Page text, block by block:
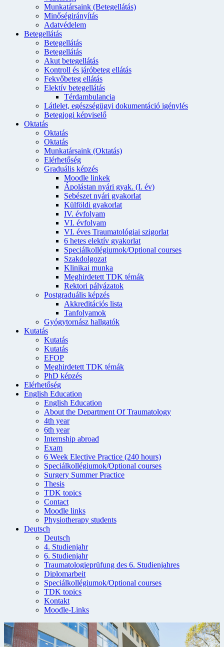
Munkatársaink (Betegellátás)
Minőségirányítás
Adatvédelem
Betegellátás
Betegellátás
Betegellátás
Akut betegellátás
Kontroll és járóbeteg ellátás
Fekvőbeteg ellátás
Elektív betegellátás
Térdambulancia
Látlelet, egészségügyi dokumentáció igénylés
Betegjogi képviselő
Oktatás
Oktatás
Oktatás
Munkatársaink (Oktatás)
Elérhetőség
Graduális képzés
Moodle linkek
Ápolástan nyári gyak. (I. év)
Sebészet nyári gyakorlat
Külföldi gyakorlat
IV. évfolyam
VI. évfolyam
VI. éves Traumatológiai szigorlat
6 hetes elektív gyakorlat
Speciálkollégiumok/Optional courses
Szakdolgozat
Klinikai munka
Meghirdetett TDK témák
Rektori pályázatok
Postgraduális képzés
Akkreditációs lista
Tanfolyamok
Gyógytornász hallgatók
Kutatás
Kutatás
Kutatás
EFOP
Meghirdetett TDK témák
PhD képzés
Elérhetőség
English Education
English Education
About the Department Of Traumatology
4th year
6th year
Internship abroad
Exam
6 Week Elective Practice (240 hours)
Speciálkollégiumok/Optional courses
Surgery Summer Practice
Thesis
TDK topics
Contact
Moodle links
Physiotherapy students
Deutsch
Deutsch
4. Studienjahr
6. Studienjahr
Traumatologieprüfung des 6. Studienjahres
Diplomarbeit
Speciálkollégiumok/Optional courses
TDK topics
Kontakt
Moodle-Links